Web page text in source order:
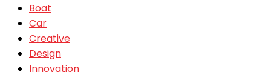
Boat
Car
Creative
Design
Innovation